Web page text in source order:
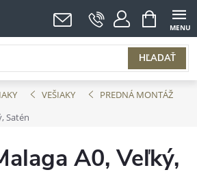
HĽADAŤ
NÁKUPNÝ
KOŠÍK
VEŠIAKY
PREDNÁ MONTÁŽ
Satén
A0, Veľký,